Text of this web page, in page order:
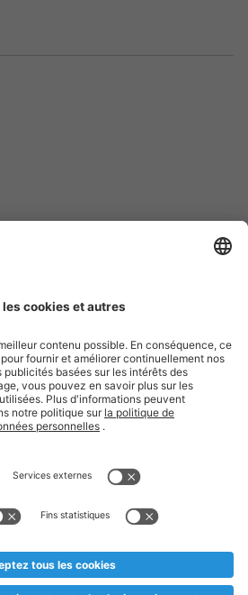
et mentions légales
temporairement et jusqu'à
bien étudié, nous serions
de stock. Prix Recupel et TVA incl.
de la forme masculine a été adoptée